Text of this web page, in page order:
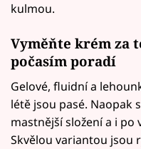
kulmou.
Vyměňte krém za
počasím poradí
Gelové, fluidní a
létě jsou pasé. Naopak
mastnější složení a i
Skvělou variantou jsou